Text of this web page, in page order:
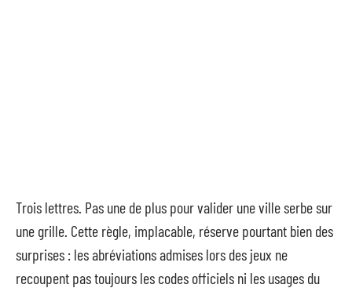
Trois lettres. Pas une de plus pour valider une ville serbe sur
une grille. Cette règle, implacable, réserve pourtant bien des
surprises : les abréviations admises lors des jeux ne
recoupent pas toujours les codes officiels ni les usages du